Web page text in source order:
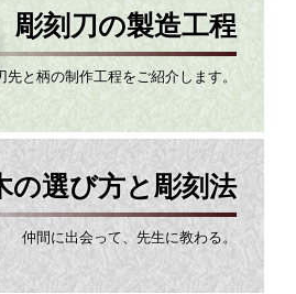
彫刻刀の製造工程
先と柄の制作工程をご紹介します。
の選び方と彫刻法
仲間に出会って、先生に教わる。